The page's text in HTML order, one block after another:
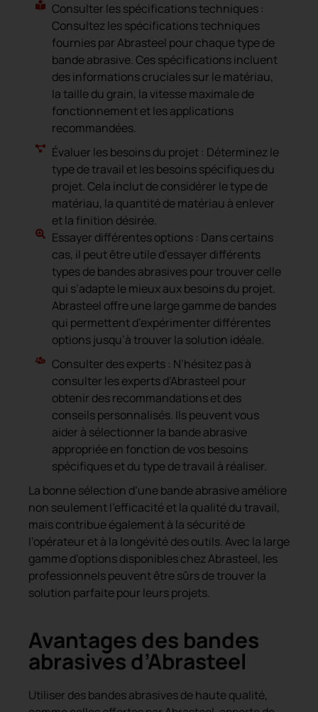
Consulter les spécifications techniques :
Consultez les spécifications techniques
fournies par Abrasteel pour chaque type de
bande abrasive. Ces spécifications incluent
des informations cruciales sur le matériau,
la taille du grain, la vitesse maximale de
fonctionnement et les applications
recommandées.
Évaluer les besoins du projet : Déterminez le
type de travail et les besoins spécifiques du
projet. Cela inclut de considérer le type de
matériau, la quantité de matériau à enlever
et la finition désirée.
Essayer différentes options : Dans certains
cas, il peut être utile d’essayer différents
types de bandes abrasives pour trouver celle
qui s’adapte le mieux aux besoins du projet.
Abrasteel offre une large gamme de bandes
qui permettent d’expérimenter différentes
options jusqu’à trouver la solution idéale.
Consulter des experts : N’hésitez pas à
consulter les experts d’Abrasteel pour
obtenir des recommandations et des
conseils personnalisés. Ils peuvent vous
aider à sélectionner la bande abrasive
appropriée en fonction de vos besoins
spécifiques et du type de travail à réaliser.
La bonne sélection d’une bande abrasive améliore
non seulement l’efficacité et la qualité du travail,
mais contribue également à la sécurité de
l’opérateur et à la longévité des outils. Avec la large
gamme d’options disponibles chez Abrasteel, les
professionnels peuvent être sûrs de trouver la
solution parfaite pour leurs projets.
Avantages des bandes
abrasives d’Abrasteel
Utiliser des bandes abrasives de haute qualité,